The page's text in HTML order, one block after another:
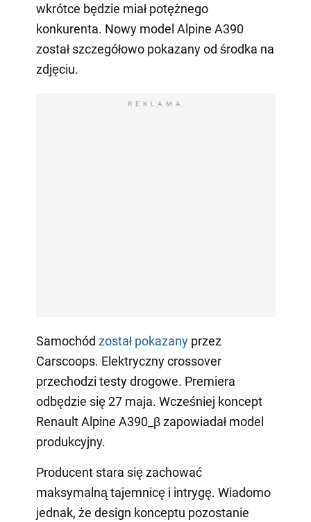
wkrótce będzie miał potężnego
konkurenta. Nowy model Alpine A390
został szczegółowo pokazany od środka na
zdjęciu.
REKLAMA
Samochód został pokazanyprzez
Carscoops. Elektryczny crossover
przechodzi testy drogowe. Premiera
odbędzie się 27 maja. Wcześniej koncept
Renault Alpine A390_β zapowiadał model
produkcyjny.
Producent stara się zachować
maksymalną tajemnicę i intrygę. Wiadomo
jednak, że design konceptu pozostanie